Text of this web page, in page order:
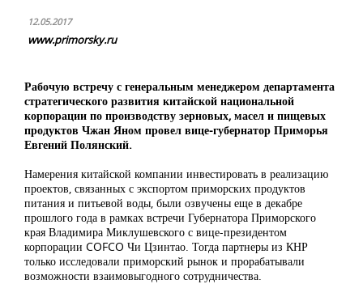
12.05.2017
www.primorsky.ru
Рабочую встречу с генеральным менеджером департамента
стратегического развития китайской национальной
корпорации по производству зерновых, масел и пищевых
продуктов Чжан Яном провел вице-губернатор Приморья
Евгений Полянский.
Намерения китайской компании инвестировать в реализацию
проектов, связанных с экспортом приморских продуктов
питания и питьевой воды, были озвучены еще в декабре
прошлого года в рамках встречи Губернатора Приморского
края Владимира Миклушевского с вице-президентом
корпорации COFCO Чи Цзинтао. Тогда партнеры из КНР
только исследовали приморский рынок и прорабатывали
возможности взаимовыгодного сотрудничества.